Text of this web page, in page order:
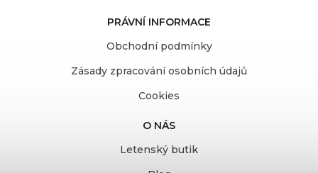
PRÁVNÍ INFORMACE
Obchodní podmínky
Zásady zpracování osobních údajů
Cookies
O NÁS
Letenský butik